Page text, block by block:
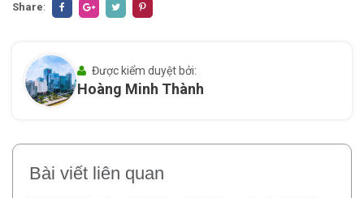
Share:
Được kiểm duyệt bởi:
Hoàng Minh Thành
Bài viết liên quan